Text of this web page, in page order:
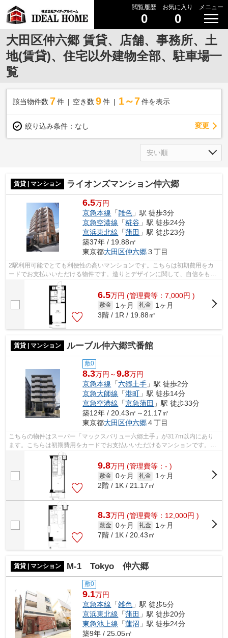
閲覧履歴
0
お気に入り
0
メニュー
大田区仲六郷 賃貸、店舗、事務所、土
地(賃貸)、住宅以外建物全部、駐車場一
覧
該当物件数 7件 空き数 9 件 1～7 件を表示
絞り込み条件： なし 変更
賃貸 | マンション ライオンズマンション仲六郷
6.5万円
京急本線 「雑色 」駅 徒歩3分
京急空港線 「糀谷 」駅 徒歩24分
京浜東北線 「蒲田 」駅 徒歩23分
築37年 / 19.88㎡
東京都大田区仲六郷３丁目
2駅利用可能でとても利便性の高いマンションです。こちらは初期費用をカ
ードでお支払いいただける物件です。造りとデザインに関して、自信をもっ
て情報を提供できるマンションです。周...
6.5万円 (管理費等：7,000円 )
敷金 1ヶ月 礼金
1ヶ月
3階 / 1R / 19.88㎡
賃貸 | マンション ルーブル仲六郷弐番館
敷0
8.3万円～9.8万円
京急本線 「六郷土手 」駅 徒歩2分
京急大師線 「港町 」駅 徒歩14分
京急空港線 「京急蒲田 」駅 徒歩33分
築12年 / 20.43㎡～21.17㎡
東京都大田区仲六郷４丁目
こちらの物件はスーパー「マックスバリュー六郷土手」が317m以内にあり
ます。こちらは初期費用をカードでお支払いいただけるマンションです。2
駅利用できるマンションは電車での移動が...
9.8万円 (管理費等：- )
敷金 0ヶ月 礼金
1ヶ月
2階 / 1K / 21.17㎡
8.3万円 (管理費等：12,000円 )
敷金 0ヶ月 礼金
1ヶ月
7階 / 1K / 20.43㎡
賃貸 | マンション M-1 Tokyo 仲六郷
敷0
9.1万円
京急本線 「雑色 」駅 徒歩5分
京浜東北線 「蒲田 」駅 徒歩20分
東急池上線 「蓮沼 」駅 徒歩24分
築9年 / 25.05㎡